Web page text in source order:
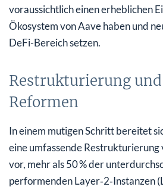
voraussichtlich einen erheblichen
Ökosystem von Aave haben und
DeFi-Bereich setzen.
Restrukturierung
Reformen
In einem mutigen Schritt bereitet
eine umfassende Restrukturierung
vor, mehr als 50 % der
performenden Layer‑2‑Instanzen